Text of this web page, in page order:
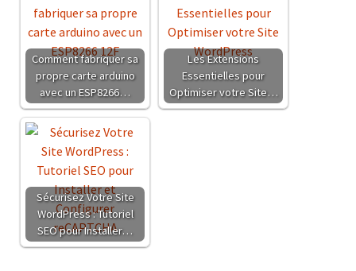
Comment fabriquer sa
propre carte arduino
avec un ESP8266…
Les Extensions
Essentielles pour
Optimiser votre Site…
Sécurisez Votre Site
WordPress : Tutoriel
SEO pour Installer…